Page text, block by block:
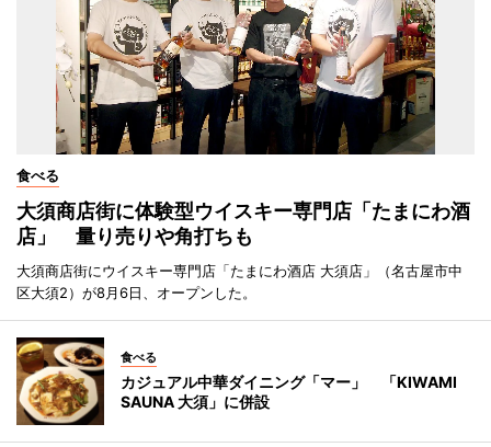
食べる
大須商店街に体験型ウイスキー専門店「たまにわ酒
店」 量り売りや角打ちも
大須商店街にウイスキー専門店「たまにわ酒店 大須店」（名古屋市中
区大須2）が8月6日、オープンした。
食べる
カジュアル中華ダイニング「マー」 「KIWAMI
SAUNA 大須」に併設